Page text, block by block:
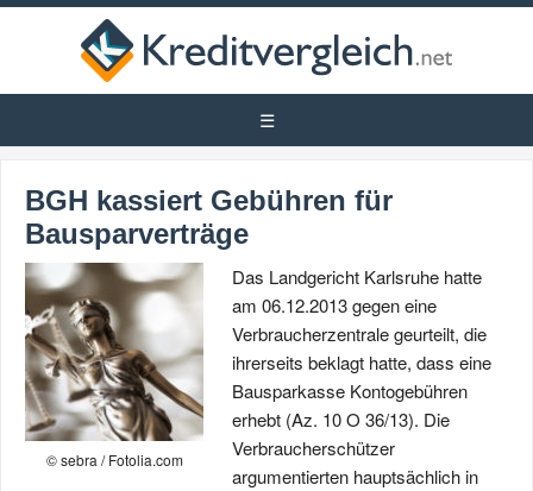
BGH kassiert Gebühren für
Bausparverträge
© sebra / Fotolia.com
Das Landgericht Karlsruhe hatte
am 06.12.2013 gegen eine
Verbraucherzentrale geurteilt, die
ihrerseits beklagt hatte, dass eine
Bausparkasse Kontogebühren
erhebt (Az. 10 O 36/13). Die
Verbraucherschützer
argumentierten hauptsächlich in